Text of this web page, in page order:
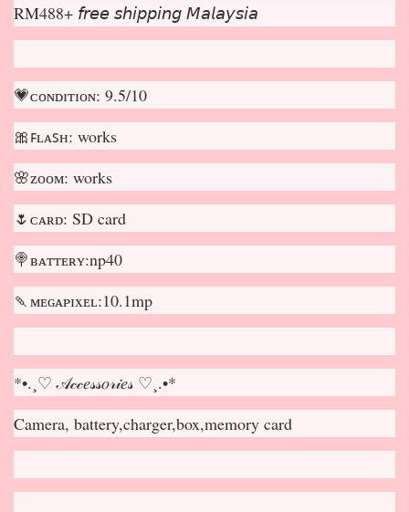
RM488+ 𝘧𝘳𝘦𝘦 𝘴𝘩𝘪𝘱𝘱𝘪𝘯𝘨 𝘔𝘢𝘭𝘢𝘺𝘴𝘪𝘢
💗ᴄᴏɴᴅɪᴛɪᴏɴ: 9.5/10
🎀ꜰʟᴀꜱʜ: works
🌸ᴢᴏᴏᴍ: works
🌷ᴄᴀʀᴅ: SD card
🍭ʙᴀᴛᴛᴇʀʏ:np40
🍡ᴍᴇɢᴀᴘɪxᴇʟ:10.1mp
*•.¸♡ 𝒜𝒸𝒸𝑒𝓈𝓈𝑜𝓇𝒾𝑒𝓈 ♡¸.•*
Camera, battery,charger,box,memory card